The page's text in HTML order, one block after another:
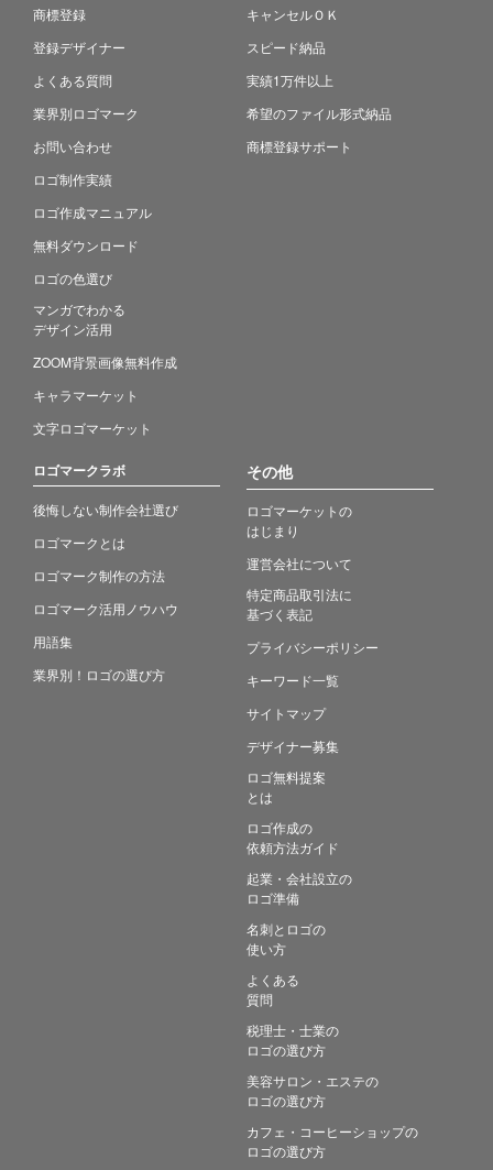
商標登録
登録デザイナー
よくある質問
業界別ロゴマーク
お問い合わせ
ロゴ制作実績
ロゴ作成マニュアル
無料ダウンロード
ロゴの色選び
マンガでわかる
デザイン活用
ZOOM背景画像無料作成
キャラマーケット
文字ロゴマーケット
キャンセルＯＫ
スピード納品
実績1万件以上
希望のファイル形式納品
商標登録サポート
ロゴマークラボ
後悔しない制作会社選び
ロゴマークとは
ロゴマーク制作の方法
ロゴマーク活用ノウハウ
用語集
業界別！ロゴの選び方
その他
ロゴマーケットの
はじまり
運営会社について
特定商品取引法に
基づく表記
プライバシーポリシー
キーワード一覧
サイトマップ
デザイナー募集
ロゴ無料提案
とは
ロゴ作成の
依頼方法ガイド
起業・会社設立の
ロゴ準備
名刺とロゴの
使い方
よくある
質問
税理士・士業の
ロゴの選び方
美容サロン・エステの
ロゴの選び方
カフェ・コーヒーショップの
ロゴの選び方